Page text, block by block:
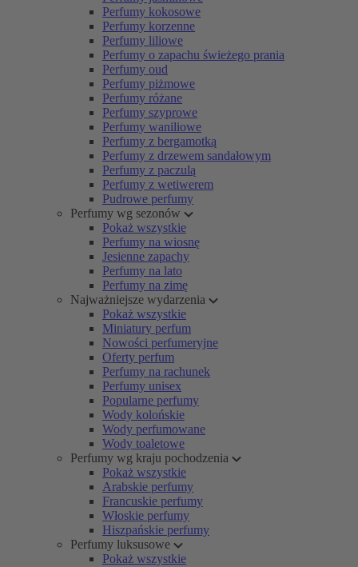
Perfumy kokosowe
Perfumy korzenne
Perfumy liliowe
Perfumy o zapachu świeżego prania
Perfumy oud
Perfumy piżmowe
Perfumy różane
Perfumy szyprowe
Perfumy waniliowe
Perfumy z bergamotką
Perfumy z drzewem sandałowym
Perfumy z paczulą
Perfumy z wetiwerem
Pudrowe perfumy
Perfumy wg sezonów
Pokaż wszystkie
Perfumy na wiosnę
Jesienne zapachy
Perfumy na lato
Perfumy na zimę
Najważniejsze wydarzenia
Pokaż wszystkie
Miniatury perfum
Nowości perfumeryjne
Oferty perfum
Perfumy na rachunek
Perfumy unisex
Popularne perfumy
Wody kolońskie
Wody perfumowane
Wody toaletowe
Perfumy wg kraju pochodzenia
Pokaż wszystkie
Arabskie perfumy
Francuskie perfumy
Włoskie perfumy
Hiszpańskie perfumy
Perfumy luksusowe
Pokaż wszystkie